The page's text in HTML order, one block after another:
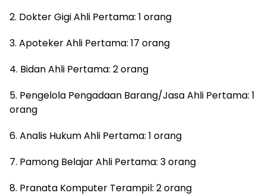
2. Dokter Gigi Ahli Pertama: 1 orang
3. Apoteker Ahli Pertama: 17 orang
4. Bidan Ahli Pertama: 2 orang
5. Pengelola Pengadaan Barang/Jasa Ahli Pertama: 1
orang
6. Analis Hukum Ahli Pertama: 1 orang
7. Pamong Belajar Ahli Pertama: 3 orang
8. Pranata Komputer Terampil: 2 orang